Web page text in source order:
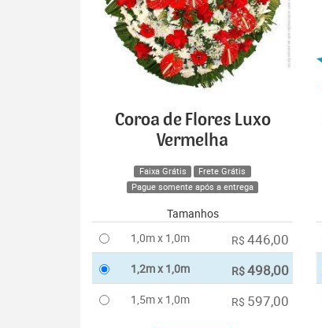
Coroa de Flores Luxo
Vermelha
Faixa Grátis
Frete Grátis
Pague somente após a entrega
Tamanhos
1,0m x 1,0m
R$ 446,00
1,2m x 1,0m R$498,00
1,5m x 1,0m R$ 597,00